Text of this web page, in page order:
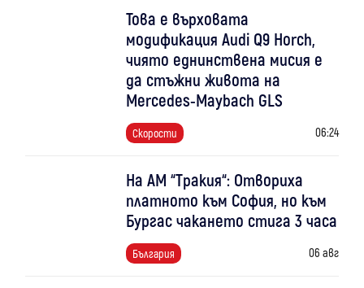
Това е върховата
модификация Audi Q9 Horch,
чиято еднинствена мисия е
да стъжни живота на
Mercedes-Maybach GLS
Скорости 06:24
На АМ “Тракия“: Отвориха
платното към София, но към
Бургас чакането стига 3 часа
България 06 авг